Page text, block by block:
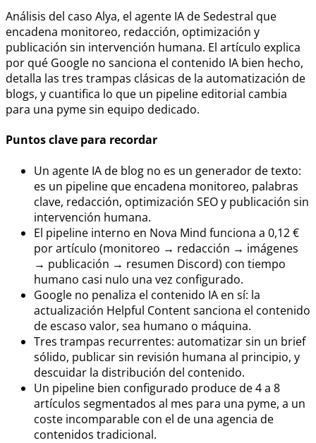
Análisis del caso Alya, el agente IA de Sedestral que
encadena monitoreo, redacción, optimización y
publicación sin intervención humana. El artículo explica
por qué Google no sanciona el contenido IA bien hecho,
detalla las tres trampas clásicas de la automatización de
blogs, y cuantifica lo que un pipeline editorial cambia
para una pyme sin equipo dedicado.
Puntos clave para recordar
Un agente IA de blog no es un generador de texto:
es un pipeline que encadena monitoreo, palabras
clave, redacción, optimización SEO y publicación sin
intervención humana.
El pipeline interno en Nova Mind funciona a 0,12 €
por artículo (monitoreo → redacción → imágenes
→ publicación → resumen Discord) con tiempo
humano casi nulo una vez configurado.
Google no penaliza el contenido IA en sí: la
actualización Helpful Content sanciona el contenido
de escaso valor, sea humano o máquina.
Tres trampas recurrentes: automatizar sin un brief
sólido, publicar sin revisión humana al principio, y
descuidar la distribución del contenido.
Un pipeline bien configurado produce de 4 a 8
artículos segmentados al mes para una pyme, a un
coste incomparable con el de una agencia de
contenidos tradicional.